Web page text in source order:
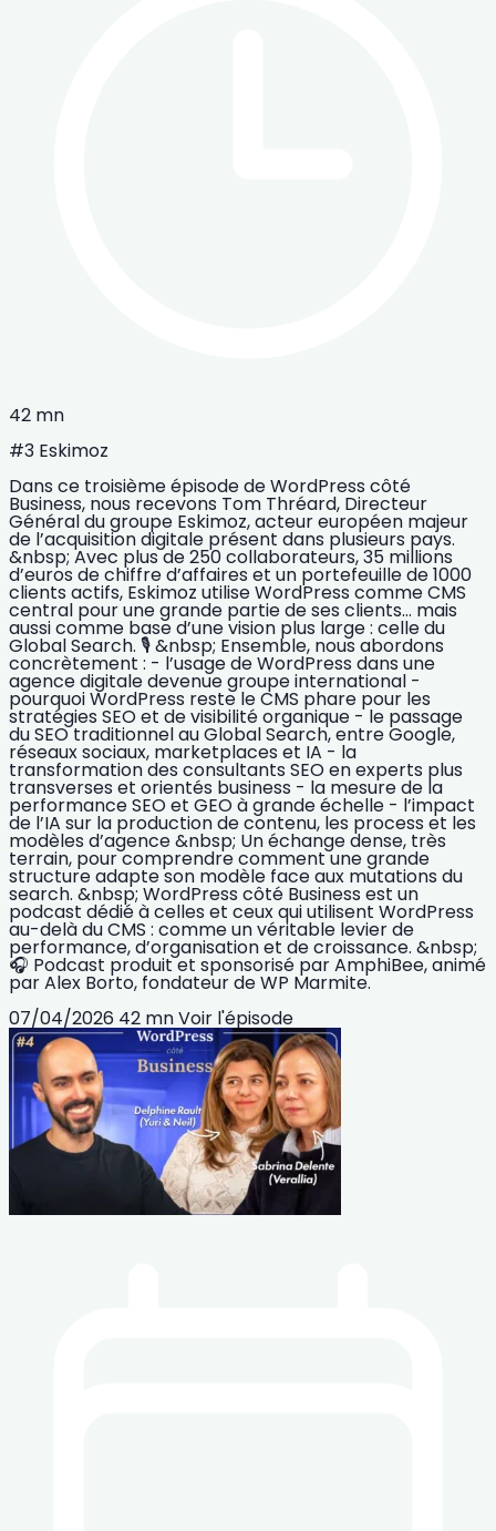
42 mn
#3 Eskimoz
Dans ce troisième épisode de WordPress côté
Business, nous recevons Tom Thréard, Directeur
Général du groupe Eskimoz, acteur européen majeur
de l’acquisition digitale présent dans plusieurs pays.
&nbsp; Avec plus de 250 collaborateurs, 35 millions
d’euros de chiffre d’affaires et un portefeuille de 1000
clients actifs, Eskimoz utilise WordPress comme CMS
central pour une grande partie de ses clients… mais
aussi comme base d’une vision plus large : celle du
Global Search. 🎙️ &nbsp; Ensemble, nous abordons
concrètement : - l’usage de WordPress dans une
agence digitale devenue groupe international -
pourquoi WordPress reste le CMS phare pour les
stratégies SEO et de visibilité organique - le passage
du SEO traditionnel au Global Search, entre Google,
réseaux sociaux, marketplaces et IA - la
transformation des consultants SEO en experts plus
transverses et orientés business - la mesure de la
performance SEO et GEO à grande échelle - l’impact
de l’IA sur la production de contenu, les process et les
modèles d’agence &nbsp; Un échange dense, très
terrain, pour comprendre comment une grande
structure adapte son modèle face aux mutations du
search. &nbsp; WordPress côté Business est un
podcast dédié à celles et ceux qui utilisent WordPress
au-delà du CMS : comme un véritable levier de
performance, d’organisation et de croissance. &nbsp;
🎧 Podcast produit et sponsorisé par AmphiBee, animé
par Alex Borto, fondateur de WP Marmite.
07/04/2026 42 mnVoir l'épisode